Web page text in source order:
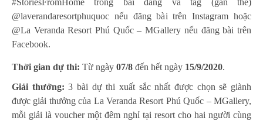
#StoriesFromHome trong bài đăng và tag (gắn thẻ)
@laverandaresortphuquoc nếu đăng bài trên Instagram hoặc
@La Veranda Resort Phú Quốc – MGallery nếu đăng bài trên
Facebook.
Thời gian dự thi: Từ ngày 07/8 đến hết ngày 15/9/2020.
Giải thưởng: 3 bài dự thi xuất sắc nhất được chọn sẽ giành
được giải thưởng của La Veranda Resort Phú Quốc – MGallery,
mỗi giải là voucher một đêm nghỉ tại resort cho hai người cùng